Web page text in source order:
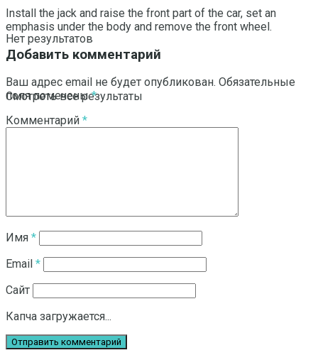
Нет результатов
Смотреть все результаты
Install the jack and raise the front part of the car, set an
emphasis under the body and remove the front wheel.
Добавить комментарий
Ваш адрес email не будет опубликован. Обязательные
поля помечены*
Комментарий *
Имя *
Email *
Сайт
Капча загружается...